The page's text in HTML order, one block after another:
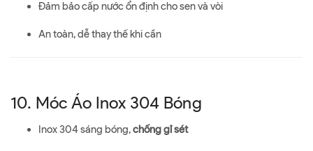
Đảm bảo cấp nước ổn định cho sen và vòi
An toàn, dễ thay thế khi cần
10. Móc Áo Inox 304 Bóng
Inox 304 sáng bóng,chống gỉ sét